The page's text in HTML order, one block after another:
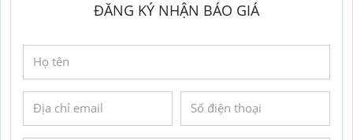
ĐĂNG KÝ NHẬN BÁO GIÁ